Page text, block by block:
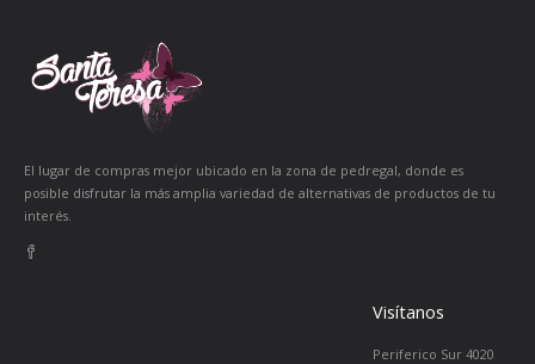
El lugar de compras mejor ubicado en la zona de pedregal, donde es
posible disfrutar la más amplia variedad de alternativas de productos de tu
interés.
Visítanos
Periferico Sur 4020